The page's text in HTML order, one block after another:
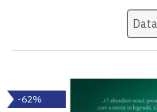
-62%